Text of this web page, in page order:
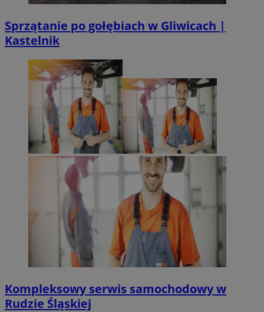
Sprzątanie po gołębiach w Gliwicach |
Kastelnik
Kompleksowy serwis samochodowy w
Rudzie Śląskiej